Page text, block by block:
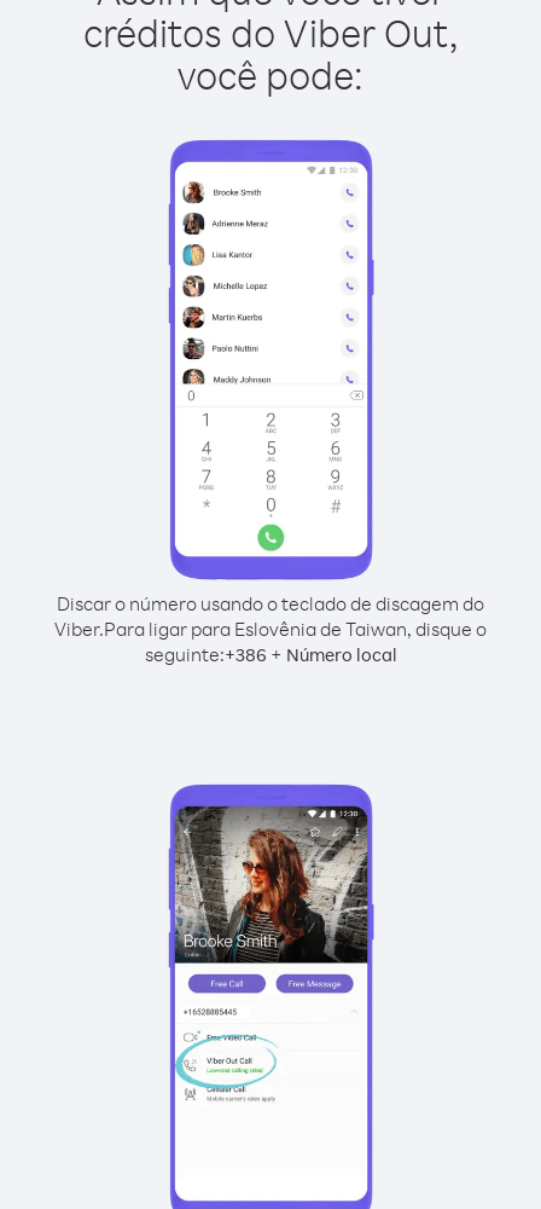
créditos do Viber Out,
você pode:
Discar o número usando o teclado de discagem do
Viber.Para ligar para Eslovênia de Taiwan, disque o
seguinte:+386 + Número local